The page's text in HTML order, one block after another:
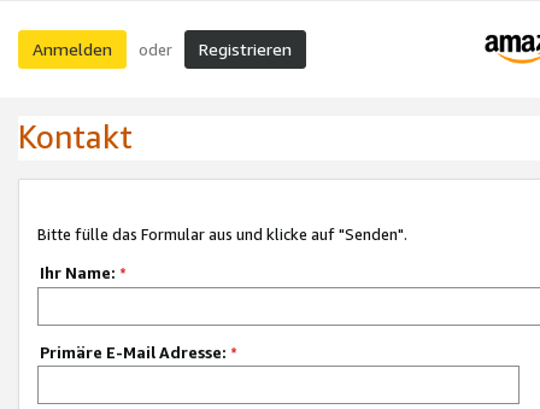
Anmelden oder Registrieren
Kontakt
Bitte fülle das Formular aus und klicke auf "Senden".
Ihr Name: *
Primäre E-Mail Adresse: *